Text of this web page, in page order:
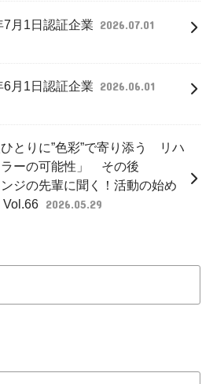
7月1日認証企業 2026.07.01
6月1日認証企業 2026.06.01
ひとりに”色彩”で寄り添う リハ
ラーの可能性」 その後
ジの先輩に聞く！活動の始め
2026.05.29